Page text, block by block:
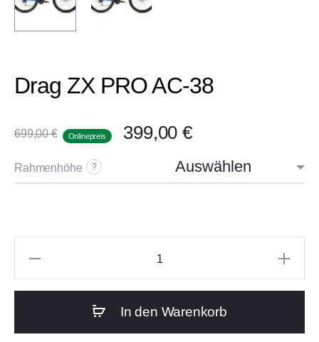
Drag ZX PRO AC-38
699,00€ Onlinepreis 399,00€
Rahmenhöhe ?
In den Warenkorb